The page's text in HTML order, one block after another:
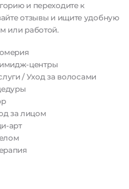
и переходите к
отзывы и ищите удобную
или работой.
центры
/ Уход за волосами
за лицом
арт